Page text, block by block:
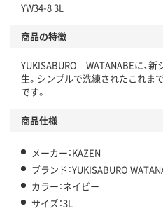
YW34-8 3L
商品の特徴
YUKISABURO WATANABEに、新
生。シンプルで洗練されたこれま
です。
商品仕様
メーカー：KAZEN
ブランド：YUKISABURO
カラー：ネイビー
サイズ：3L